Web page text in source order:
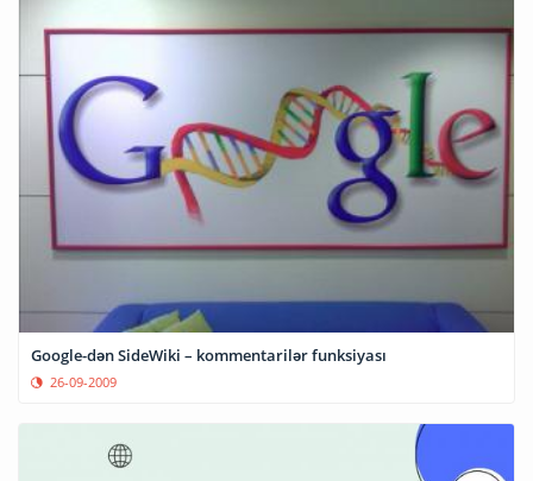
Google-dən SideWiki – kommentarilər funksiyası
26-09-2009